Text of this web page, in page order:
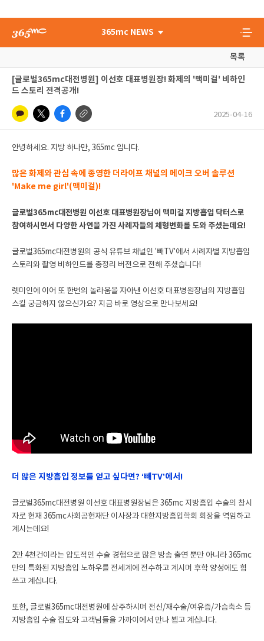
365mc NEWS
목록
[글로벌365mc대전병원] 이선호 대표병원장! 화제의 '맥미걸' 비하인
드 스토리 전격공개!
2025-04-16
안녕하세요. 지방 하나만, 365mc 입니다.
많은 화제와 관심 속에 종영한 더라이프 채널의 메이크 오버 솔루션
'Make me girl'(맥미걸)!
글로벌365mc대전병원 이선호 대표병원장님이 맥미걸 지방흡입 닥터스로
참여하시면서 다양한 사연을 가진 사례자들의 체형변화를 도와 주셨는데요!
글로벌365mc대전병원의 공식 유튜브 채널인 '빼TV'에서 사례자별 지방흡입
스토리와 촬영 비하인드를 총정리 버전으로 전해 주셨습니다!
렛미인에 이어 또 한번의 놀라움을 자아낸 이선호 대표병원장님의 지방흡입
스킬 궁금하지 않으신가요? 지금 바로 영상으로 만나보세요!
더 많은 지방흡입 정보를 얻고 싶다면? ‘빼TV’에서!
글로벌365mc대전병원 이선호 대표병원장님은 365mc 지방흡입 수술의 창시
자로 현재 365mc사회공헌재단 이사장과 대한지방흡입학회 회장을 역임하고
계시는데요!
2만 4천건이라는 압도적인 수술 경험으로 많은 방송 출연 뿐만 아니라 365mc
만의 특화된 지방흡입 노하우를 전세계에 전수하고 계시며 후학 양성에도 힘
쓰고 계십니다.
또한, 글로벌365mc대전병원에 상주하시며 전신/재수술/여유증/가슴축소 등
지방흡입 수술 집도와 고객님들을 가까이에서 만나 뵙고 계십니다.